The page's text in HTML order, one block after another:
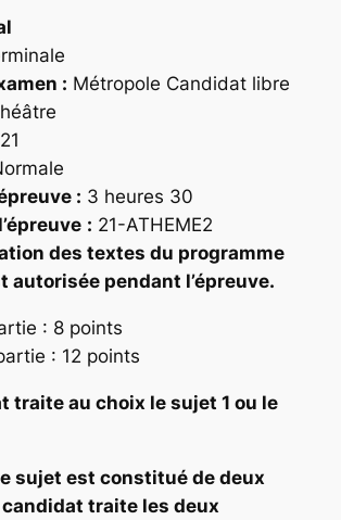
: Métropole Candidat libre
: 3 heures 30
: 21-ATHEME2
des textes du programme
autorisée pendant l’épreuve.
: 8 points
: 12 points
traite au choix le sujet 1 ou le
sujet est constitué de deux
traite les deux